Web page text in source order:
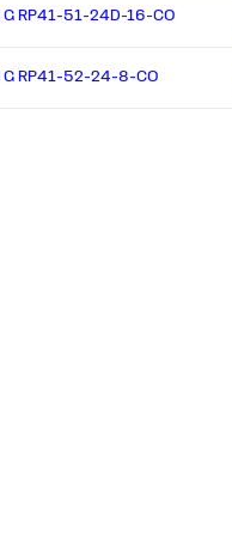
G RP41-51-24D-16-CO
G RP41-52-24-8-CO